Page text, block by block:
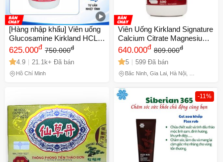
[Hàng nhập khẩu] Viên uống
Glucosamine Kirkland HCL
1500mg với MSM 1500mg -
Hỗ trợ xương khớp, hộp 375
viên cho người lớn
625.000đ 750.000đ
4.9 21.1k+ Đã bán
Hồ Chí Minh
Viên Uống Kirkland Signature
Calcium Citrate Magnesium
và Kẽm 500mg - Bổ Sung
Canxi Cho Xương Khớp
Chắc Khỏe và Sức Khỏe
Tổng Thể
640.000đ 809.000đ
5 599 Đã bán
Bắc Ninh, Gia Lai, Hà Nội, Hồ
-11%